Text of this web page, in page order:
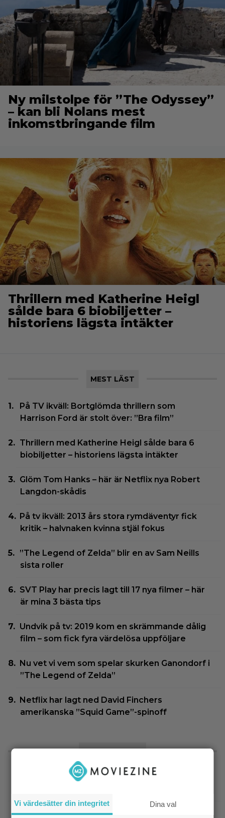
Ny milstolpe för ”The Odyssey”
– kan bli Nolans mest
inkomstbringande film
Thrillern med Katherine Heigl
sålde bara 6 biobiljetter –
historiens lägsta intäkter
MEST LÄST
På TV ikväll: Bortglömda thrillern som
Harrison Ford är stolt över: ”Bra film”
Thrillern med Katherine Heigl sålde bara 6
biobiljetter – historiens lägsta intäkter
Glöm Tom Hanks – här är Netflix nya Robert
Langdon-skådis
På tv ikväll: 2013 års stora rymdäventyr fick
kritik – halvnaken kvinna stjäl fokus
”The Legend of Zelda” blir en av Sam Neills
sista roller
SVT Play har precis lagt till 17 nya filmer – här
är mina 3 bästa tips
Undvik på tv: 2019 kom en skrämmande dålig
film – som fick fyra värdelösa uppföljare
Nu vet vi vem som spelar skurken Ganondorf i
”The Legend of Zelda”
Netflix har lagt ned David Finchers
amerikanska ”Squid Game”-spinoff
SENASTE NYTT
Två nya skådisar redo att skapa
Netflix|Netflix har stängt in en snubbe i en
Vi värdesätter din integritet Dina val